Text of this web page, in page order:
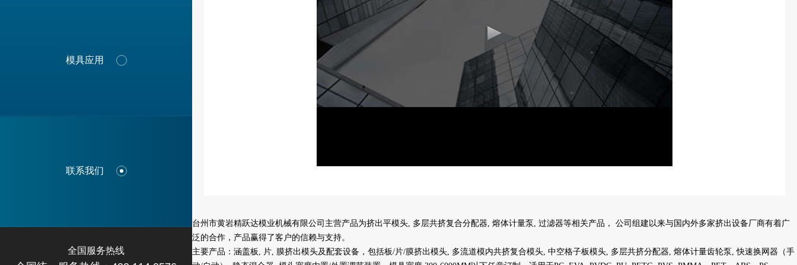
全国服务热线
模具应用
联系我们
台州市黄岩精跃达模业机械有限公司 主营产品为挤出平模头, 多层共挤复合分配器, 熔体计量泵, 过滤器等相关产品， 公司组建以来与国内外多家挤出设备厂商有着广
泛的合作，产品赢得了客户的信赖与支持。
主要产品：涵盖板, 片, 膜挤出模头及配套设备，包括板/片/膜挤出模头, 多流道模内共挤复合模头, 中空格子板模头, 多层共挤分配器, 熔体计量齿轮泵, 快速换网器（手